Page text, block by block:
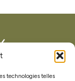
technologies telles